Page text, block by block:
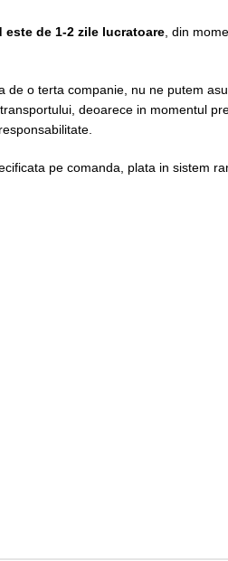
este de 1-2 zile lucratoare , din
de o terta companie, nu ne putem
deoarece in momentul
pe comanda, plata in sistem